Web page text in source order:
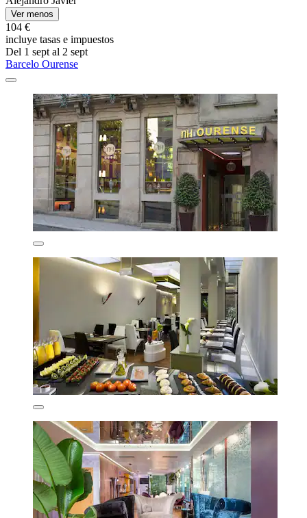
Ver menos
104 €
incluye tasas e impuestos
Del 1 sept al 2 sept
Barcelo Ourense